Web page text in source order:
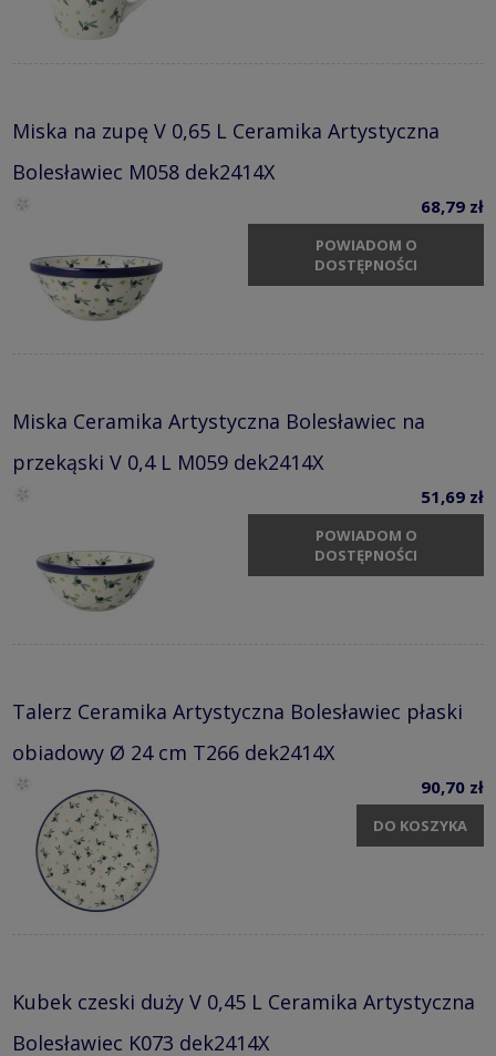
Miska na zupę V 0,65 L Ceramika Artystyczna
Bolesławiec M058 dek2414X
68,79 zł
POWIADOM O
DOSTĘPNOŚCI
Miska Ceramika Artystyczna Bolesławiec na
przekąski V 0,4 L M059 dek2414X
51,69 zł
POWIADOM O
DOSTĘPNOŚCI
Talerz Ceramika Artystyczna Bolesławiec płaski
obiadowy Ø 24 cm T266 dek2414X
90,70 zł
DO KOSZYKA
Kubek czeski duży V 0,45 L Ceramika Artystyczna
Bolesławiec K073 dek2414X